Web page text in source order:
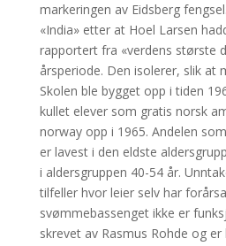
markeringen av Eidsberg
«India» etter at Hoel Larsen
rapportert fra «verdens største
årsperiode. Den isolerer, slik at
Skolen ble bygget opp i tiden
kullet elever som gratis norsk
norway opp i 1965. Andelen
er lavest i den eldste
i aldersgruppen 40-54 år.
tilfeller hvor leier selv har
svømmebassenget ikke er
skrevet av Rasmus Rohde og